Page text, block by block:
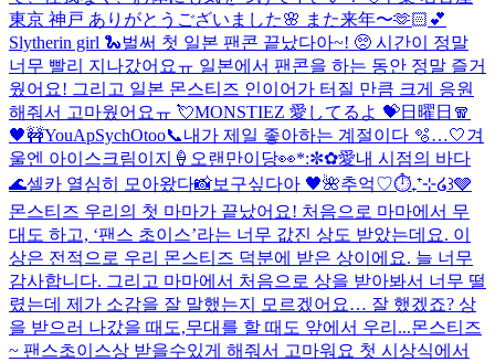
東京 神戸 ありがとうございました🌸 また来年〜🫶🏻💕
Slytherin girl 🐍벌써 첫 일본 팬콘 끝났다아~! 🥺 시간이 정말
너무 빨리 지나갔어요ㅠ 일본에서 팬콘을 하는 동안 정말 즐거
웠어요! 그리고 일본 몬스티즈 인이어가 터질 만큼 크게 응원
해줘서 고마웠어요ㅠ 💘MONSTIEZ 愛してるよ 💝日曜日🧣
🖤🚧YouApSychOtoo📞내가 제일 좋아하는 계절이다 🫧…🤍겨
울엔 아이스크림이지🍦 오랜만이당👀*:✼✿愛내 시점의 바다
🌊셀카 열심히 모아왔다📸보구싶다아 🖤🌺추억♡⏱️₊⁺⊹໒꒱🩶
몬스티즈 우리의 첫 마마가 끝났어요! 처음으로 마마에서 무
대도 하고, ‘팬스 초이스’라는 너무 값진 상도 받았는데요. 이
상은 전적으로 우리 몬스티즈 덕분에 받은 상이에요. 늘 너무
감사합니다. 그리고 마마에서 처음으로 상을 받아봐서 너무 떨
렸는데 제가 소감을 잘 말했는지 모르겠어요… 잘 했겠죠? 상
을 받으러 나갔을 때도,무대를 할 때도 앞에서 우리...몬스티즈
~ 팬스초이스상 받을수있게 해줘서 고마워요 첫 시상식에서